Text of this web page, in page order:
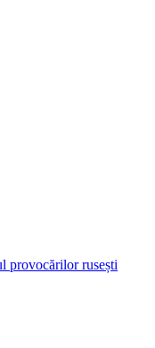
provocărilor rusești